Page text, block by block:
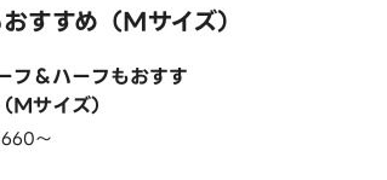
すすめ（Mサイズ）
フ＆ハーフもおすす
Mサイズ）
〜